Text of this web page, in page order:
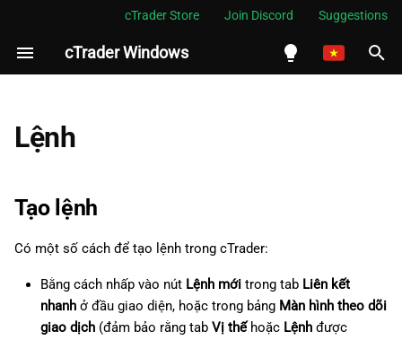
cTrader Store Join Discord Suggestions
cTrader Windows
ไทย
Tiếng Việt
I
i
l
Tạo lệnh
Tạo lệnh giới hạn
Tạo lệnh dừng
Tạo lệnh dừng-giới hạn
Lệnh
Tạo lệnh
Có một số cách để tạo lệnh trong cTrader:
Bằng cách nhấp vào nút Lệnh mớitrong tab Liên kết
nhanhở đầu giao diện, hoặc trong bảng Màn hình theo dõi
giao dịch(đảm bảo rằng tab Vị thếhoặc Lệnhđược